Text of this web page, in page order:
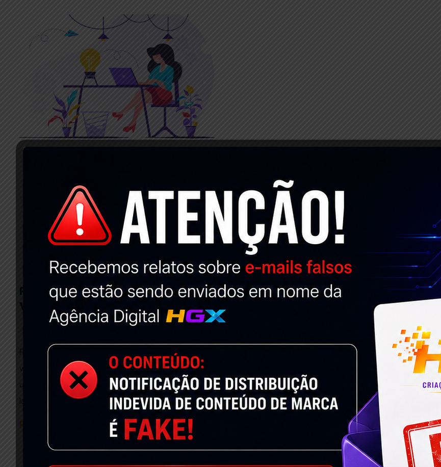
Por Que Meu Negócio Precisa Ter Um
Website?
28 de maio de 2019 Nenhum comentário
Por que meu negócio precisa ter um website? Hoje,
vamos listar 10 motivos e razões das necessidades de
um negócio/empresa ter um website! website. Vamos
lá?